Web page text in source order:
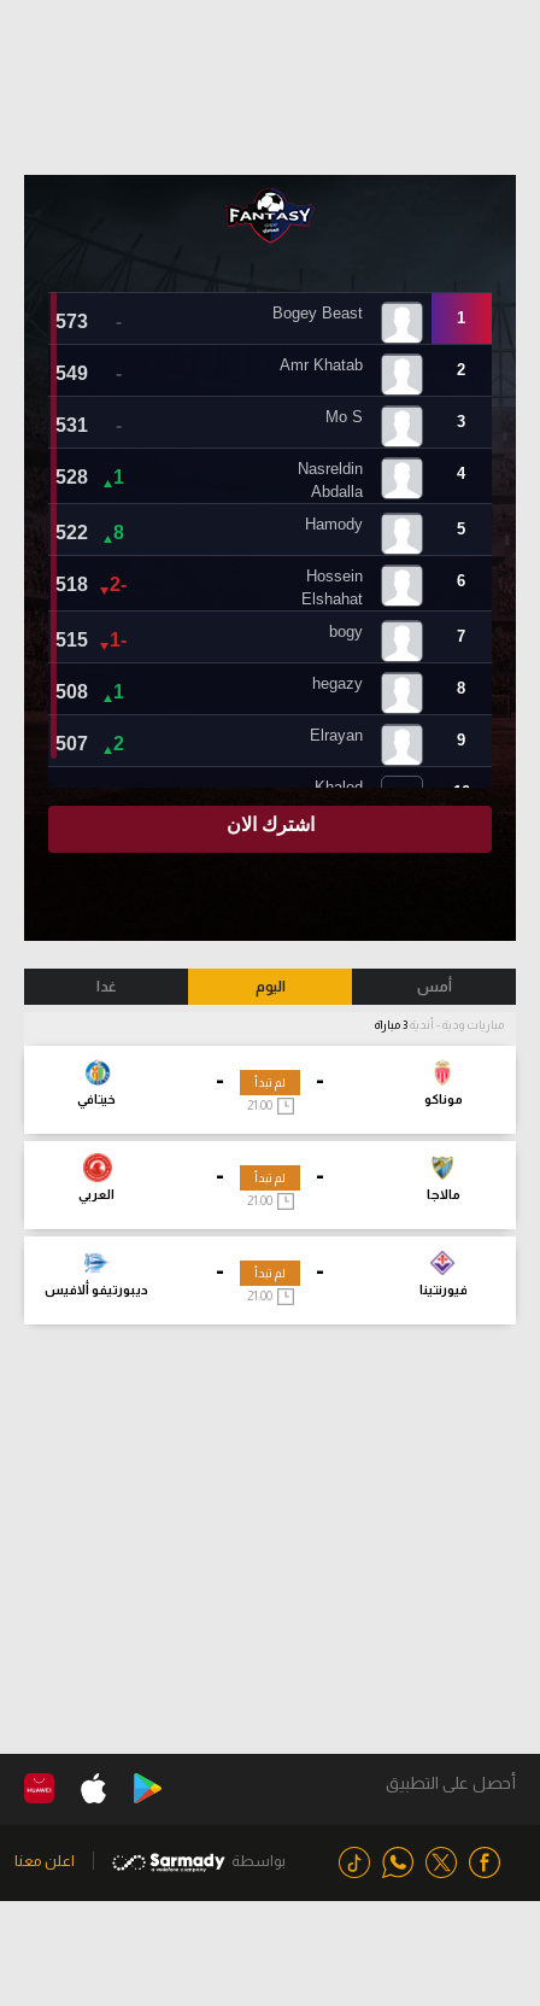
أمس اليوم غدا
مباريات ودية - أندية
-
موناكو
-
خيتافي
لم تبدأ
21:00
-
مالاجا
-
العربي
لم تبدأ
21:00
-
فيورنتينا
-
ديبورتيفو ألافيس
لم تبدأ
21:00
أحصل على التطبيق
بواسطة اعلن معنا